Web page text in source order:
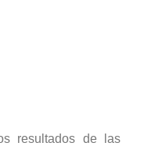
resultados de las